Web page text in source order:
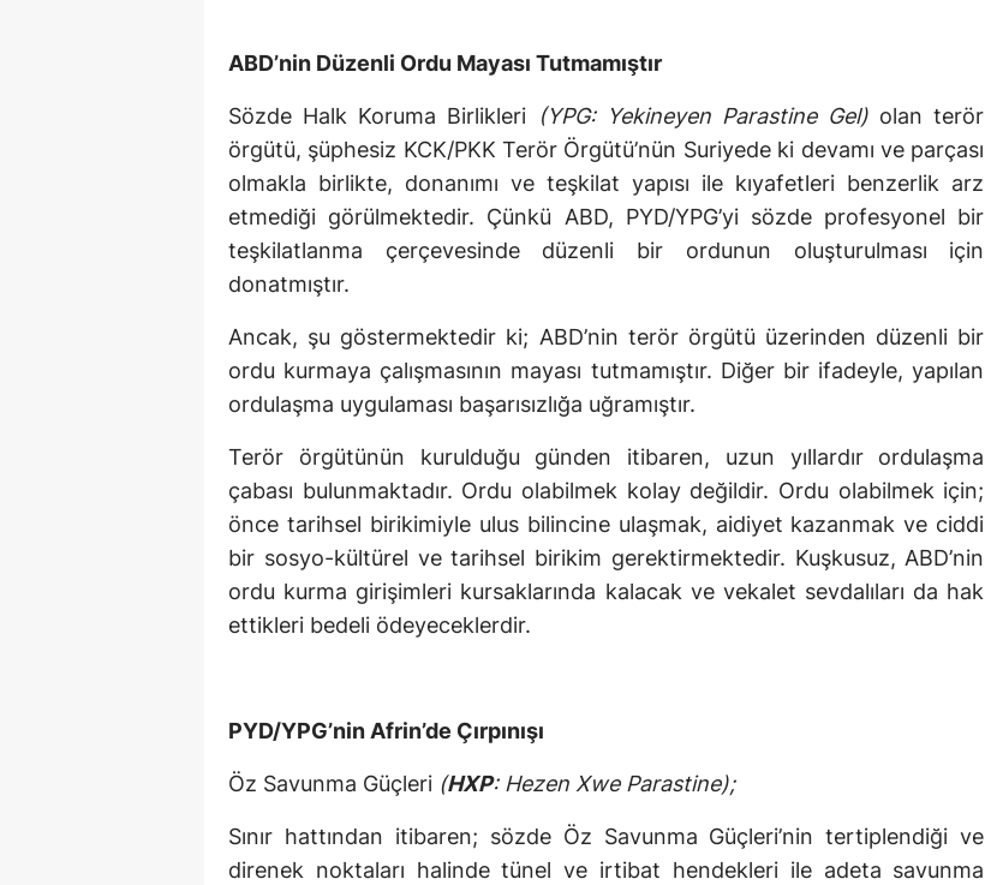
ABD’nin Düzenli Ordu Mayası Tutmamıştır
Sözde Halk Koruma Birlikleri (YPG: Yekineyen Parastine Gel) olan terör
örgütü, şüphesiz KCK/PKK Terör Örgütü’nün Suriyede ki devamı ve parçası
olmakla birlikte, donanımı ve teşkilat yapısı ile kıyafetleri benzerlik arz
etmediği görülmektedir. Çünkü ABD, PYD/YPG’yi sözde profesyonel bir
teşkilatlanma çerçevesinde düzenli bir ordunun oluşturulması için
donatmıştır.
Ancak, şu göstermektedir ki; ABD’nin terör örgütü üzerinden düzenli bir
ordu kurmaya çalışmasının mayası tutmamıştır. Diğer bir ifadeyle, yapılan
ordulaşma uygulaması başarısızlığa uğramıştır.
Terör örgütünün kurulduğu günden itibaren, uzun yıllardır ordulaşma
çabası bulunmaktadır. Ordu olabilmek kolay değildir. Ordu olabilmek için;
önce tarihsel birikimiyle ulus bilincine ulaşmak, aidiyet kazanmak ve ciddi
bir sosyo-kültürel ve tarihsel birikim gerektirmektedir. Kuşkusuz, ABD’nin
ordu kurma girişimleri kursaklarında kalacak ve vekalet sevdalıları da hak
ettikleri bedeli ödeyeceklerdir.
PYD/YPG’nin Afrin’de Çırpınışı
Öz Savunma Güçleri (HXP: Hezen Xwe Parastine);
Sınır hattından itibaren; sözde Öz Savunma Güçleri’nin tertiplendiği ve
direnek noktaları halinde tünel ve irtibat hendekleri ile adeta savunma